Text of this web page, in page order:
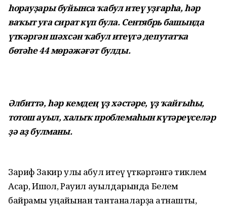
һорауҙары буйынса ҡабул итеү уҙғарһа, һәр
ваҡыт уға сират күп була. Сентябрь башында
үткәргән шәхсән ҡабул итеүгә депутатҡа
бөтәһе 44 мөрәжәғәт булды.
Әлбиттә, һәр кемдең үҙ хәстәре, үҙ ҡайғыһы,
тотош ауыл, халыҡ проблемаһын күтәреүселәр
ҙә аҙ булманы.
Зариф Закир улы ҡабул итеү үткәргәнгә тиклем
Асҡар, Ишҡол, Рауил ауылдарында Белем
байрамы уңайынан тантаналарҙа ҡатнашты,